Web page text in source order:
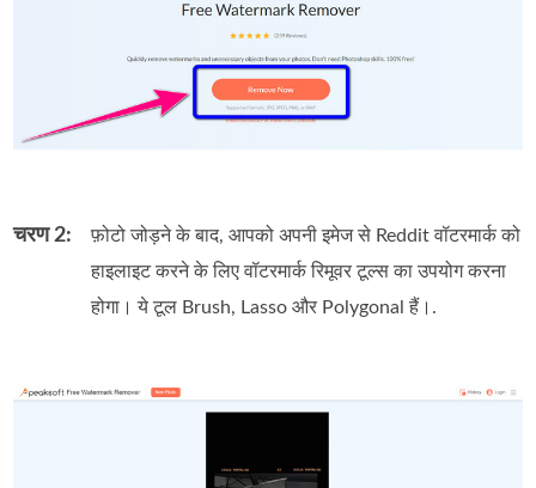
चरण 2:
फ़ोटो जोड़ने के बाद, आपको अपनी इमेज से Reddit वॉटरमार्क को
हाइलाइट करने के लिए वॉटरमार्क रिमूवर टूल्स का उपयोग करना
होगा। ये टूल Brush, Lasso और Polygonal हैं।.